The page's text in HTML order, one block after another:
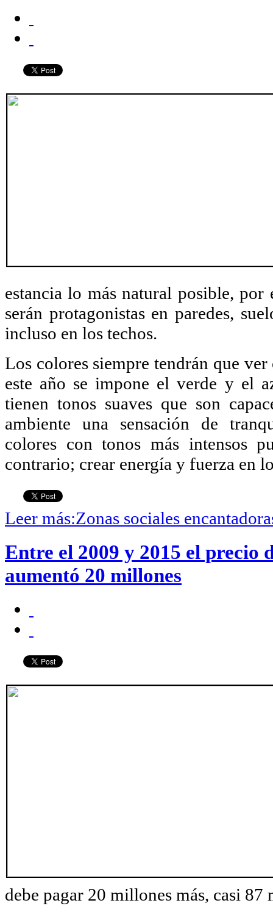
estancia lo más natural posible,
serán protagonistas en paredes,
incluso en los techos.
Los colores siempre tendrán que
este año se impone el verde y el
tienen tonos suaves que son
ambiente una sensación de
colores con tonos más intensos
contrario; crear energía y fuerza en
Leer más:Zonas sociales
Entre el 2009 y 2015 el precio
aumentó 20 millones
debe pagar 20 millones más, casi 87